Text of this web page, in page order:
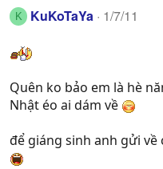
K KuKoTaYa 1/7/11
Quên ko bảo em là hè
Nhật éo ai dám về
để giáng sinh anh gửi về